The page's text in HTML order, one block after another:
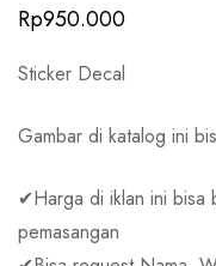
Rp950.000
Sticker Decal
Gambar di katalog ini
✔Harga di iklan ini bisa
pemasangan